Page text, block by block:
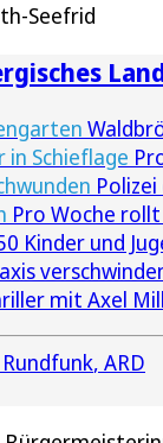
Seefrid
in Schieflage
Pro Woche
Kinder und
mit Axel
ARD